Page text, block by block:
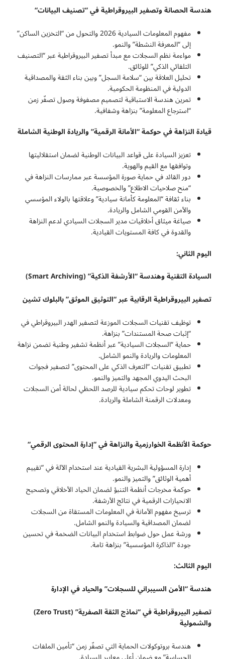
هندسة الحصانة وتصفير البيروقراطية في “تصنيف البيانات“
مفهوم المعلومات السيادية 2026 والتحول من “التخزين الساكن”
إلى “المعرفة النشطة” والنمو.
مواءمة نظم السجلات مع مبدأ تصفير البيروقراطية عبر “التصنيف
التلقائي الذكي” للوثائق.
تحليل العلاقة بين “سلامة السجل” وبين بناء الثقة والمصداقية
الدولية في المنظومة الحكومية.
تمرين هندسة الاستباقية لتصميم مصفوفة وصول تصفّر زمن
“استرجاع المعلومة” بنزاهة وشفافية.
قيادة النزاهة في حوكمة “الأمانة الرقمية” والريادة الوطنية الشاملة
تعزيز السيادة على قواعد البيانات الوطنية لضمان استقلاليتها
وتوافقها مع القيم والهوية.
دور القائد في حماية صورة المؤسسة عبر ممارسات النزاهة في
“منح صلاحيات الاطلاع” والخصوصية.
بناء ثقافة “المعلومة كأمانة سيادية” وعلاقتها بالولاء المؤسسي
والأمن القومي الشامل والريادة.
صياغة ميثاق أخلاقيات مدير السجلات السيادي لدعم النزاهة
والقدوة في كافة المستويات القيادية.
اليوم الثاني:
السيادة التقنية وهندسة “الأرشفة الذكية” (Smart Archiving)
تصفير البيروقراطية الرقابية عبر “التوثيق الموثق” بالبلوك تشين
توظيف تقنيات السجلات الموزعة لتصفير الهدر البيروقراطي في
“إثبات صحة المستندات” بنزاهة.
حماية “السجلات السيادية” عبر أنظمة تشفير وطنية تضمن نزاهة
المعلومات والريادة والنمو الشامل.
تطبيق تقنيات “التعرف الذكي على المحتوى” لتصفير فجوات
البحث اليدوي المجهد والتميز والنمو.
تطوير لوحات تحكم سيادية للرصد اللحظي لحالة أمن السجلات
ومعدلات الرقمنة الشاملة والريادة.
حوكمة الأنظمة الخوارزمية والنزاهة في “إدارة المحتوى الرقمي“
إدارة المسؤولية البشرية القيادية عند استخدام الآلة في “تقييم
أهمية الوثائق” والتميز والنمو.
حوكمة مخرجات أنظمة التنبؤ لضمان الحياد الأخلاقي وتصحيح
الانحيازات الرقمية في نتائج الأرشفة.
ترسيخ مفهوم الأمانة في المعلومات المستقاة من السجلات
لضمان المصداقية والسيادة والنمو الشامل.
ورشة عمل حول ضوابط استخدام البيانات الضخمة في تحسين
جودة “الذاكرة المؤسسية” بنزاهة تامة.
اليوم الثالث:
هندسة “الأمن السيبراني للسجلات” والحياد في الإدارة
تصفير البيروقراطية في “نماذج الثقة الصفرية” (Zero Trust)
والشمولية
هندسة بروتوكولات الحماية التي تصفّر زمن “تأمين الملفات